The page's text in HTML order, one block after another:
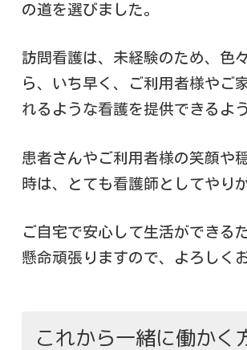
の道を選びました。
訪問看護は、未経験のため、色
ら、いち早く、ご利用者様やご
れるような看護を提供できるよ
患者さんやご利用者様の笑顔や
時は、とても看護師としてやり
ご自宅で安心して生活ができる
懸命頑張りますので、よろしく
これから一緒に働かく